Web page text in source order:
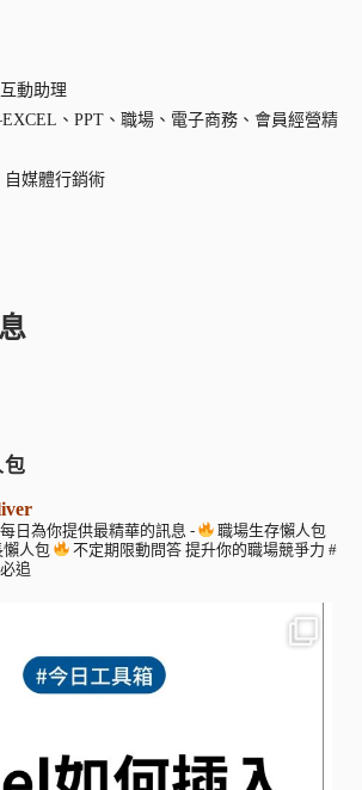
動助理
、PPT、職場、電子商務、會員經營精
自媒體行銷術
日為你提供最精華的訊息 -
職場生存懶人包
懶人包
不定期限動問答 提升你的職場競爭力 #
追